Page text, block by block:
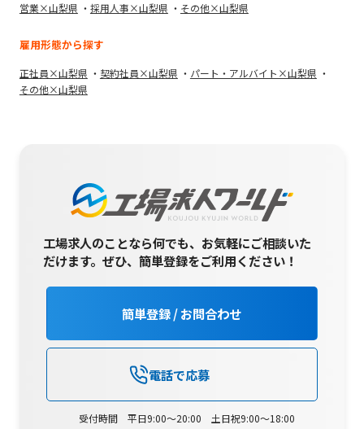
営業×山梨県
採用人事×山梨県 その他×山梨県
雇用形態から探す
正社員×山梨県 契約社員×山梨県
パート・アルバイト×山梨県
その他×山梨県
工場求人のことなら何でも、お気軽にご相談いた
だけます。ぜひ、簡単登録をご利用ください！
簡単登録 / お問合わせ
電話で応募
受付時間 平日9:00～20:00 土日祝9:00～18:00